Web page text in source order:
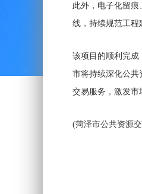
此外，电子化留
线，持续规范工程
该项目的顺利完成
市将持续深化公共
交易服务，激发市
(菏泽市公共资源